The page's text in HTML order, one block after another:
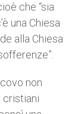
che “sia
una Chiesa
alla Chiesa
non
cristiani